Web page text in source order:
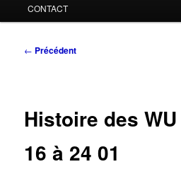
CONTACT
Navigation
← Précédent
Histoire des
16 à 24 01